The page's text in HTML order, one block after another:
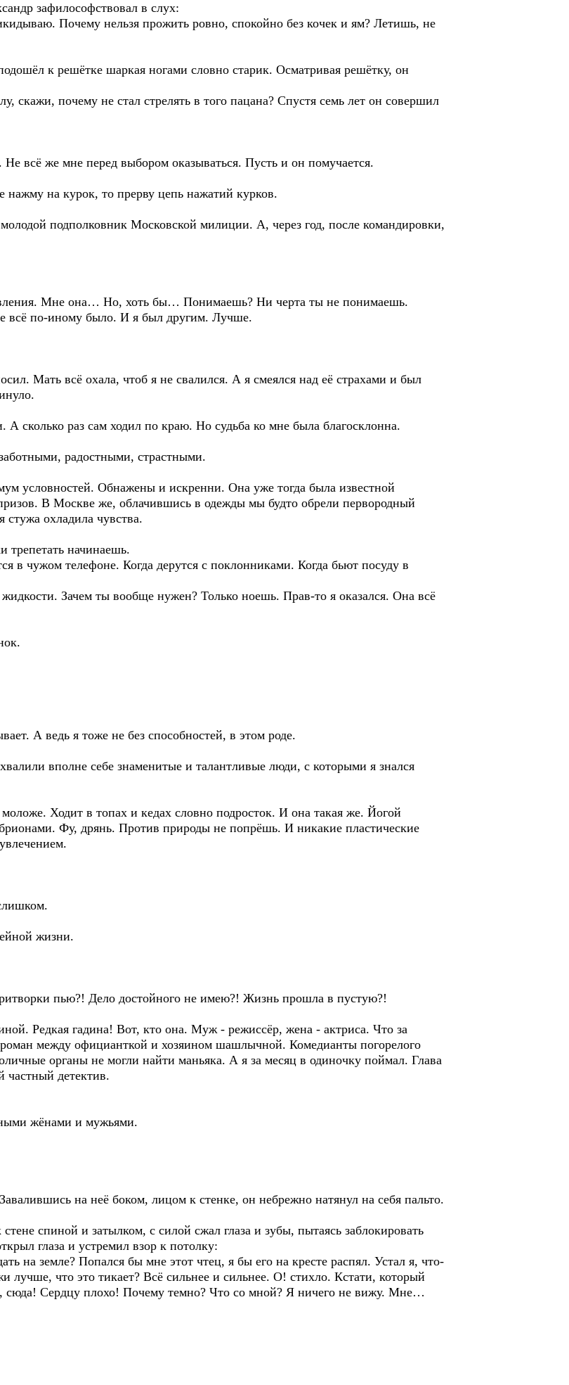
зафилософствовал в слух:
Почему нельзя прожить ровно, спокойно без кочек и ям? Летишь, не
к решётке шаркая ногами словно старик. Осматривая решётку, он
скажи, почему не стал стрелять в того пацана? Спустя семь лет он совершил
всё же мне перед выбором оказываться. Пусть и он помучается.
на курок, то прерву цепь нажатий курков.
подполковник Московской милиции. А, через год, после командировки,
Мне она… Но, хоть бы… Понимаешь? Ни черта ты не понимаешь.
всё по-иному было. И я был другим. Лучше.
Мать всё охала, чтоб я не свалился. А я смеялся над её страхами и был
сколько раз сам ходил по краю. Но судьба ко мне была благосклонна.
радостными, страстными.
Обнажены и искренни. Она уже тогда была известной
В Москве же, облачившись в одежды мы будто обрели первородный
охладила чувства.
начинаешь.
в чужом телефоне. Когда дерутся с поклонниками. Когда бьют посуду в
Зачем ты вообще нужен? Только ноешь. Прав-то я оказался. Она всё
А ведь я тоже не без способностей, в этом роде.
вполне себе знаменитые и талантливые люди, с которыми я знался
Ходит в топах и кедах словно подросток. И она такая же. Йогой
Фу, дрянь. Против природы не попрёшь. И никакие пластические
жизни.
пью?! Дело достойного не имею?! Жизнь прошла в пустую?!
Редкая гадина! Вот, кто она. Муж - режиссёр, жена - актриса. Что за
между официанткой и хозяином шашлычной. Комедианты погорелого
органы не могли найти маньяка. А я за месяц в одиночку поймал. Глава
частный детектив.
жёнами и мужьями.
на неё боком, лицом к стенке, он небрежно натянул на себя пальто.
спиной и затылком, с силой сжал глаза и зубы, пытаясь заблокировать
глаза и устремил взор к потолку:
на земле? Попался бы мне этот чтец, я бы его на кресте распял. Устал я, что-
лучше, что это тикает? Всё сильнее и сильнее. О! стихло. Кстати, который
Сердцу плохо! Почему темно? Что со мной? Я ничего не вижу. Мне…